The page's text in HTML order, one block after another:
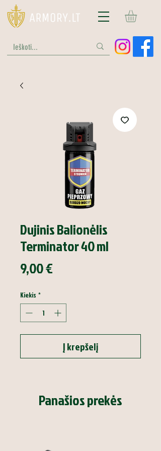
Dujinis Balionėlis
Terminator 40 ml
9,00 €Price
Kiekis *
Į krepšelį
Panašios prekės